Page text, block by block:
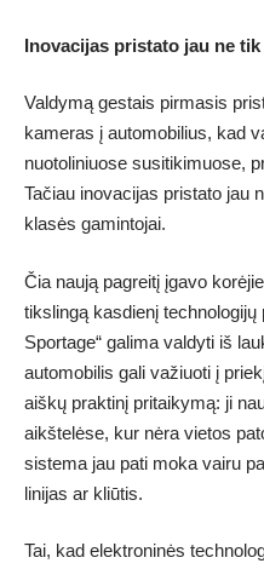
Inovacijas pristato jau ne
Valdymą gestais pirmasis
kameras į automobilius, kad
nuotoliniuose susitikimuose,
Tačiau inovacijas pristato jau
klasės gamintojai.
Čia naują pagreitį įgavo
tikslingą kasdienį
Sportage“ galima valdyti iš
automobilis gali važiuoti į
aiškų praktinį pritaikymą: ji
aikštelėse, kur nėra vietos
sistema jau pati moka vairu
linijas ar kliūtis.
Tai, kad elektroninės